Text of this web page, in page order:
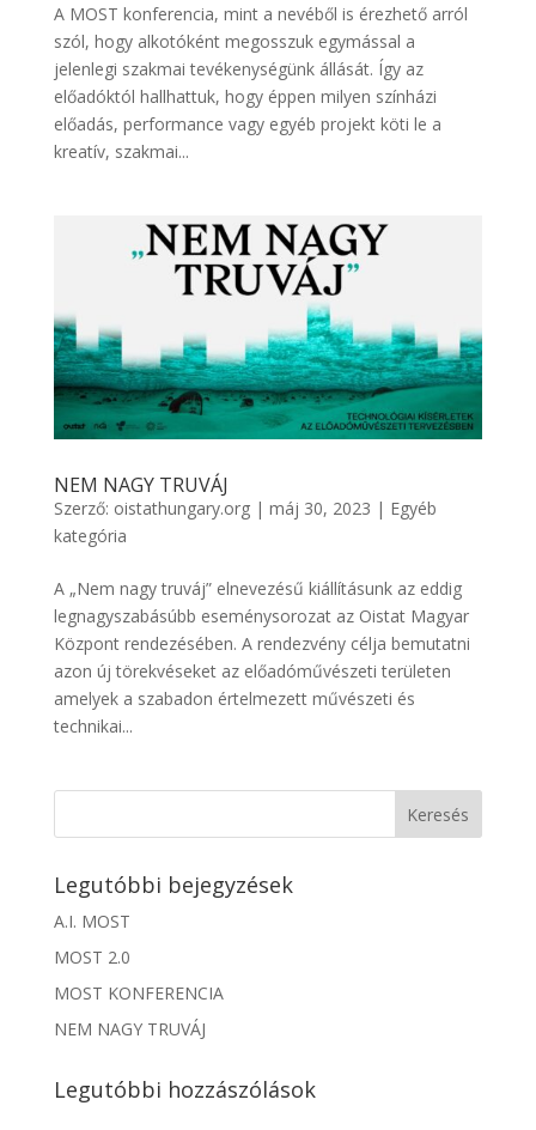
A MOST konferencia, mint a nevéből is érezhető arról
szól, hogy alkotóként megosszuk egymással a
jelenlegi szakmai tevékenységünk állását. Így az
előadóktól hallhattuk, hogy éppen milyen színházi
előadás, performance vagy egyéb projekt köti le a
kreatív, szakmai...
NEM NAGY TRUVÁJ
Szerző: oistathungary.org| máj 30, 2023 | Egyéb
kategória
A „Nem nagy truváj” elnevezésű kiállításunk az eddig
legnagyszabásúbb eseménysorozat az Oistat Magyar
Központ rendezésében. A rendezvény célja bemutatni
azon új törekvéseket az előadóművészeti területen
amelyek a szabadon értelmezett művészeti és
technikai...
Legutóbbi bejegyzések
A.I. MOST
MOST 2.0
MOST KONFERENCIA
NEM NAGY TRUVÁJ
Legutóbbi hozzászólások